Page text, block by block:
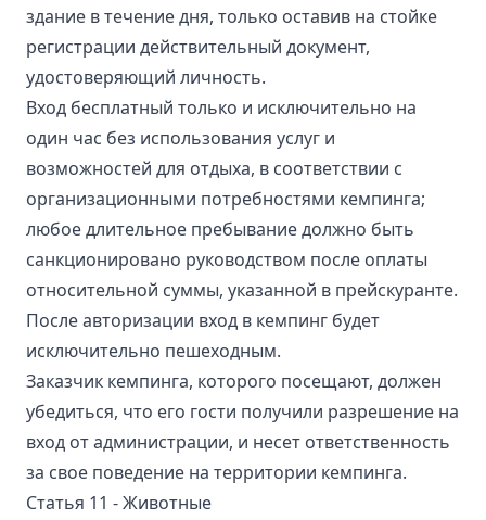
здание в течение дня, только оставив на стойке
регистрации действительный документ,
удостоверяющий личность.
Вход бесплатный только и исключительно на
один час без использования услуг и
возможностей для отдыха, в соответствии с
организационными потребностями кемпинга;
любое длительное пребывание должно быть
санкционировано руководством после оплаты
относительной суммы, указанной в прейскуранте.
После авторизации вход в кемпинг будет
исключительно пешеходным.
Заказчик кемпинга, которого посещают, должен
убедиться, что его гости получили разрешение на
вход от администрации, и несет ответственность
за свое поведение на территории кемпинга.
Статья 11 - Животные